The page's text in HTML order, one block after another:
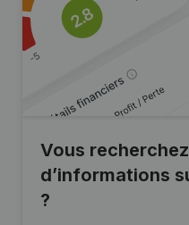
Vous
d’informations
?